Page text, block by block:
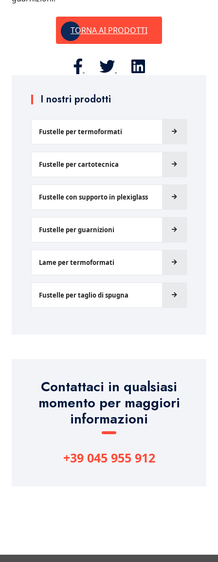
I nostri prodotti
Fustelle per termoformati
Fustelle per cartotecnica
Fustelle con supporto in plexiglass
Fustelle per guarnizioni
Lame per termoformati
Fustelle per taglio di spugna
Contattaci in qualsiasi
momento per maggiori
informazioni
+39 045 955 912
TORNA AI PRODOTTI